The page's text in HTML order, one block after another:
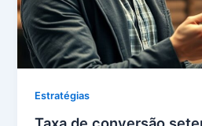
Estratégias
Taxa de conversão